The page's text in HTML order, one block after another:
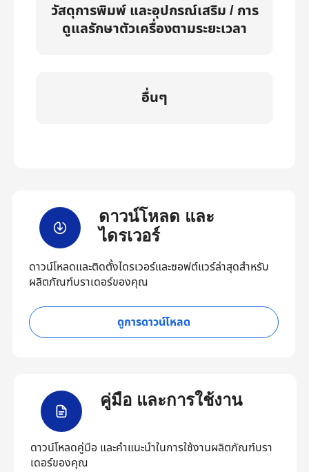
วัสดุการพิมพ์ และอุปกรณ์เสริม / การ
ดูแลรักษาตัวเครื่องตามระยะเวลา
อื่นๆ
ดาวน์โหลด และ
ไดรเวอร์
ดาวน์โหลดและติดตั้งไดรเวอร์และซอฟต์แวร์ล่าสุดสำหรับ
ผลิตภัณฑ์บราเดอร์ของคุณ
ดูการดาวน์โหลด
คู่มือ และการใช้งาน
ดาวน์โหลดคู่มือ และคำแนะนำในการใช้งานผลิตภัณฑ์บรา
เดอร์ของคุณ